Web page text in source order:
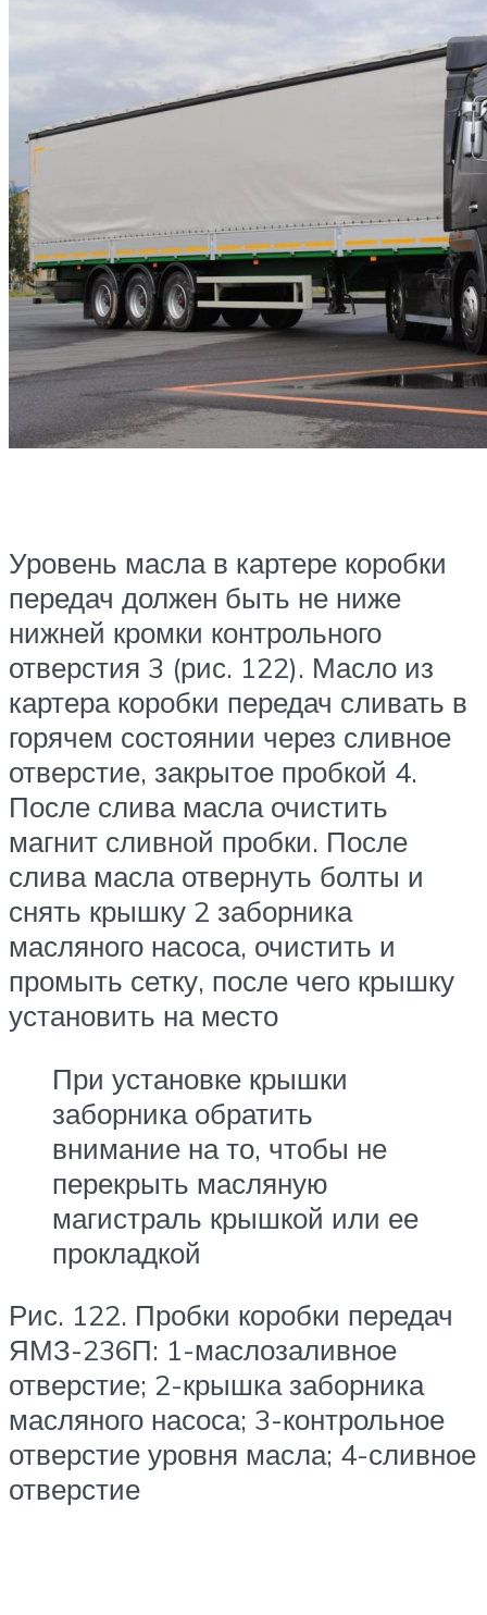
Уровень масла в картере коробки
передач должен быть не ниже
нижней кромки контрольного
отверстия 3 (рис. 122). Масло из
картера коробки передач сливать в
горячем состоянии через сливное
отверстие, закрытое пробкой 4.
После слива масла очистить
магнит сливной пробки. После
слива масла отвернуть болты и
снять крышку 2 заборника
масляного насоса, очистить и
промыть сетку, после чего крышку
установить на место
При установке крышки
заборника обратить
внимание на то, чтобы не
перекрыть масляную
магистраль крышкой или ее
прокладкой
Рис. 122. Пробки коробки передач
ЯМЗ-236П: 1-маслозаливное
отверстие; 2-крышка заборника
масляного насоса; 3-контрольное
отверстие уровня масла; 4-сливное
отверстие